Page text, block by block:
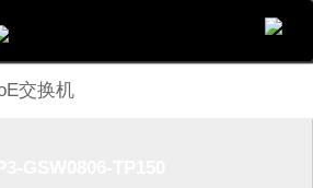
交换机
留言